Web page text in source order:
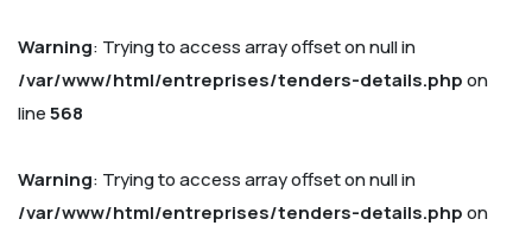
Warning: Trying to access array offset on null in
/var/www/html/entreprises/tenders-details.phpon
line568
Warning: Trying to access array offset on null in
/var/www/html/entreprises/tenders-details.phpon